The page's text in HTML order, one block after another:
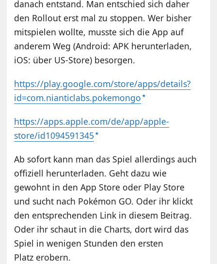
danach entstand. Man entschied sich daher
den Rollout erst mal zu stoppen. Wer bisher
mitspielen wollte, musste sich die App auf
anderem Weg (Android: APK herunterladen,
iOS: über US-Store) besorgen.
https://play.google.com/store/apps/details?
id=com.nianticlabs.pokemongo
https://apps.apple.com/de/app/apple-
store/id1094591345
Ab sofort kann man das Spiel allerdings auch
offiziell herunterladen. Geht dazu wie
gewohnt in den App Store oder Play Store
und sucht nach Pokémon GO. Oder ihr klickt
den entsprechenden Link in diesem Beitrag.
Oder ihr schaut in die Charts, dort wird das
Spiel in wenigen Stunden den ersten
Platz erobern.